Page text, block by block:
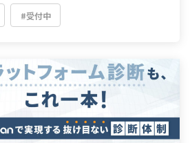
#受付中